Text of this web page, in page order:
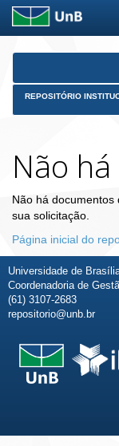
Skip
REPOSITÓRIO
Não
Não há
sua solicitação.
Página inicial do
Universidade de
Coordenadoria de
(61) 3107-2683
repositorio@unb.br